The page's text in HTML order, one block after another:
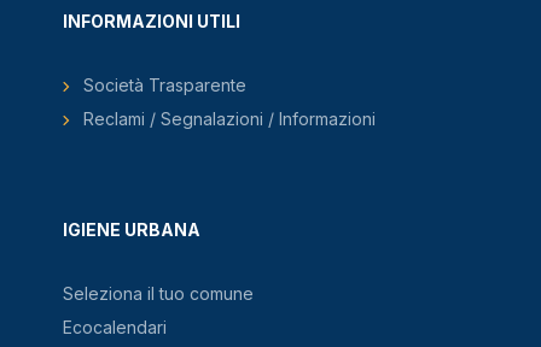
IGIENE URBANA
Seleziona il tuo comune
Ecocalendari
INFORMAZIONI UTILI
Società Trasparente
Reclami / Segnalazioni / Informazioni